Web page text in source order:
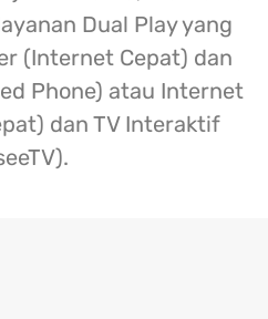
Dual Play yang
(Internet Cepat) dan
Phone) atau Internet
dan TV Interaktif